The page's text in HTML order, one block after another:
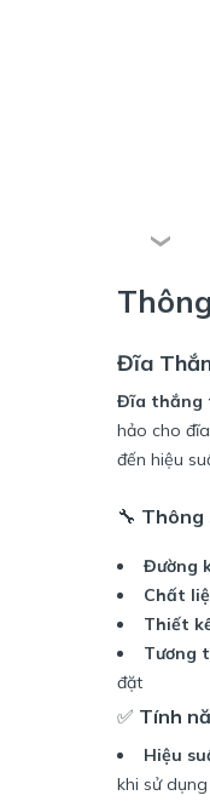
Đĩa
Đĩa thắng
hảo cho
đến hiệu
🔧 Thông
Đường
Chất
Thiết
Tương
đặt
✅ Tính
Hiệu
khi sử